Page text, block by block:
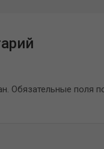
Обязательные поля